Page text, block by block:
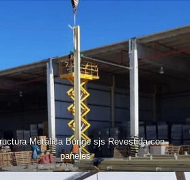
Metálica Bunge sjs Revestida con
paneles